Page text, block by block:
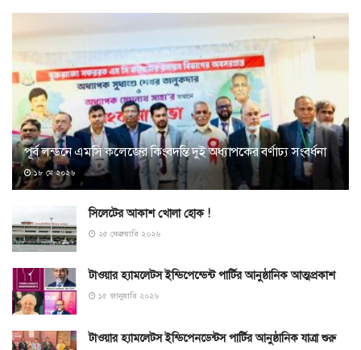
পূর্ব লন্ডনে এমসি কলেজের কিংবদন্তি দুই অধ্যাপকের বর্ণাঢ্য সংবর্ধনা
১৮ মে ২০২৬
সিলেটের আকাশ খোলা হোক !
২৫ ফেব্রুয়ারি ২০২৬
টাওয়ার হ্যামলেটস ইন্ডিপেন্ডেন্ট পার্টির আনুষ্ঠানিক আত্মপ্রকাশ
১৫ জানুয়ারি ২০২৬
টাওয়ার হ্যামলেটস ইন্ডিপেনডেন্টস পার্টির আনুষ্ঠানিক যাত্রা শুরু